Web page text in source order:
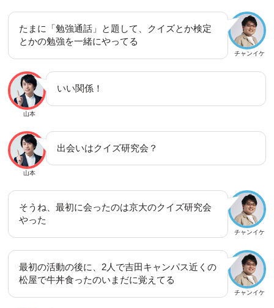
チャンイケ
たまに「勉強通話」と題して、クイズとか検定
とかの勉強を一緒にやってる
山本
いい関係！
山本
出会いはクイズ研究会？
チャンイケ
そうね、最初に会ったのは京大のクイズ研究会
やった
チャンイケ
最初の活動の後に、2人で吉田キャンパス近くの
松屋で牛丼食ったのいまだに覚えてる